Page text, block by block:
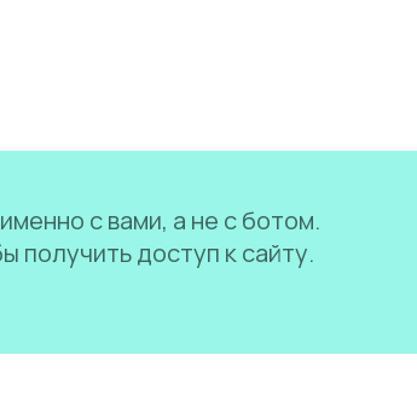
с вами, а не с ботом.
получить доступ к сайту.